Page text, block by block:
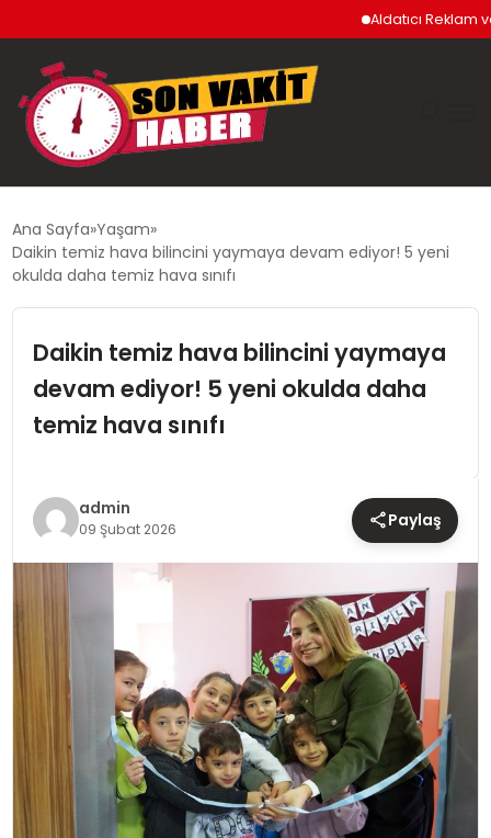
Aldatıcı Reklam ve
SIYASET
EKONOMI
TEKNOLOJI
YAŞAM
Ana Sayfa Yaşam
Daikin temiz hava bilincini yaymaya devam ediyor! 5 yeni
okulda daha temiz hava sınıfı
Daikin temiz hava bilincini yaymaya
devam ediyor! 5 yeni okulda daha
temiz hava sınıfı
admin
09 Şubat 2026 Paylaş